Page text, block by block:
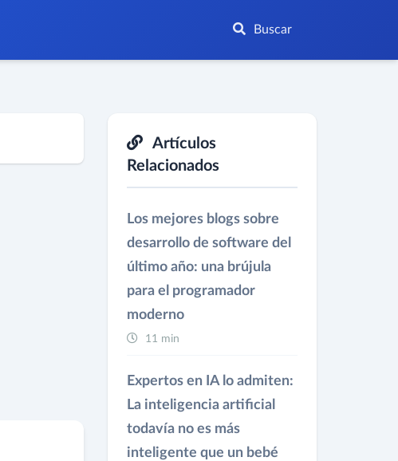
Buscar
Artículos
Relacionados
Los mejores blogs sobre
desarrollo de software del
último año: una brújula
para el programador
moderno
11 min
Expertos en IA lo admiten:
La inteligencia artificial
todavía no es más
inteligente que un bebé